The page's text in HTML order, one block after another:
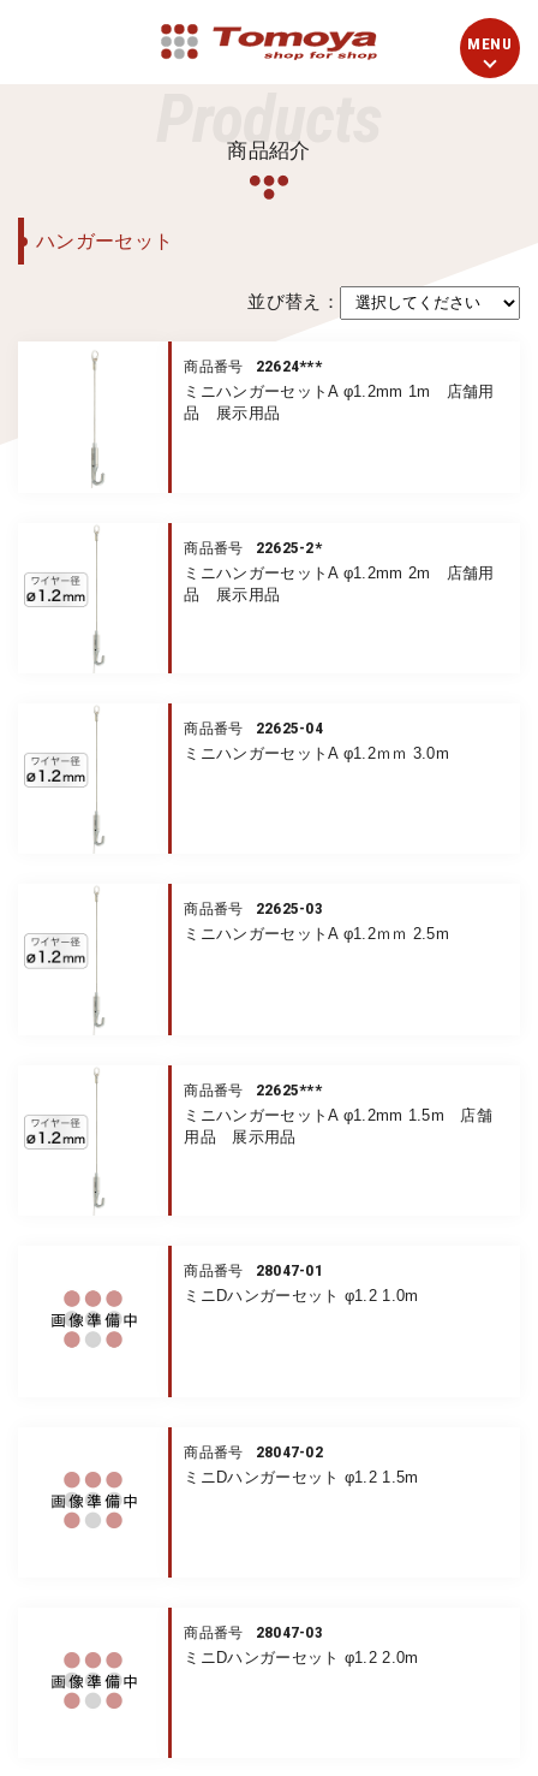
Products
商品紹介
ハンガーセット
並び替え：
商品番号 22624***
ミニハンガーセットA φ1.2mm 1m 店舗用
品 展示用品
商品番号 22625-2*
ミニハンガーセットA φ1.2mm 2m 店舗用
品 展示用品
商品番号 22625-04
ミニハンガーセットA φ1.2ｍｍ 3.0m
商品番号 22625-03
ミニハンガーセットA φ1.2ｍｍ 2.5m
商品番号 22625***
ミニハンガーセットA φ1.2mm 1.5m 店舗
用品 展示用品
商品番号 28047-01
ミニDハンガーセット φ1.2 1.0m
商品番号 28047-02
ミニDハンガーセット φ1.2 1.5m
商品番号 28047-03
ミニDハンガーセット φ1.2 2.0m